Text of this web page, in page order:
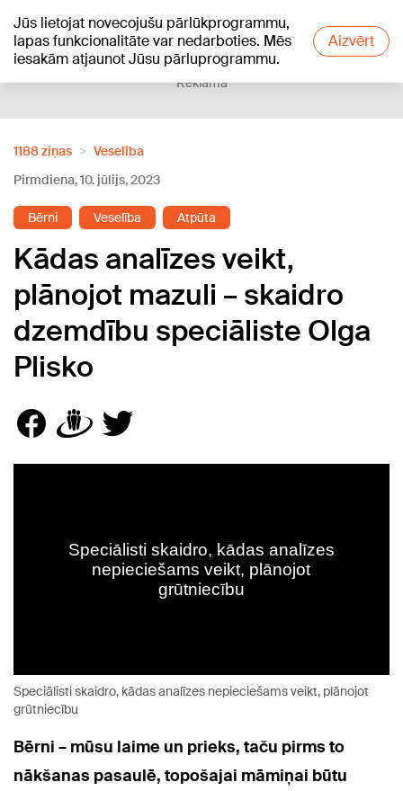
Jūs lietojat novecojušu pārlūkprogrammu,
lapas funkcionalitāte var nedarboties. Mēs
iesakām atjaunot Jūsu pārluprogrammu.
Aizvērt
+27°C
Reklāma
1188 ziņas
Veselība
Pirmdiena, 10. jūlijs, 2023
Bērni Veselība Atpūta
Kādas analīzes veikt,
plānojot mazuli – skaidro
dzemdību speciāliste Olga
Plisko
Speciālisti skaidro, kādas analīzes nepieciešams veikt, plānojot
grūtniecību
Bērni – mūsu laime un prieks, taču pirms to
nākšanas pasaulē, topošajai māmiņai būtu